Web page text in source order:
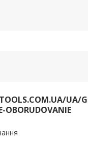
UA/
OBORUDOVANIE